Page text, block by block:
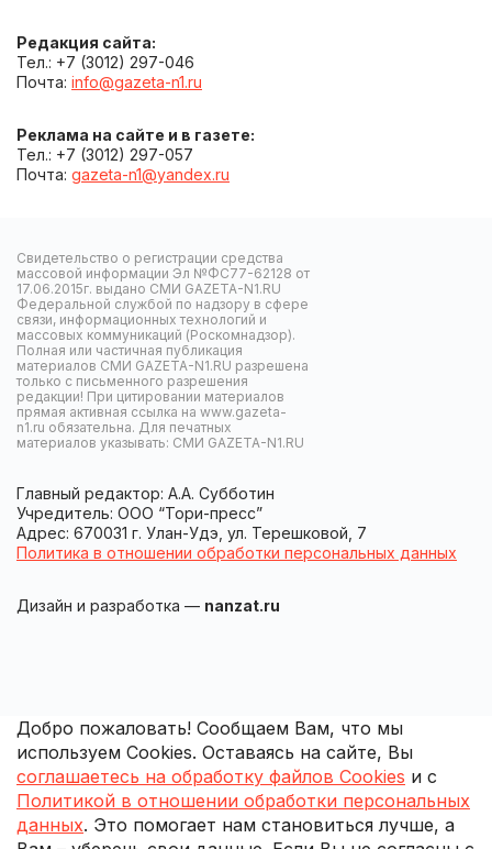
Редакция сайта:
Тел.: +7 (3012) 297-046
Почта: info@gazeta-n1.ru
Реклама на сайте и в газете:
Тел.: +7 (3012) 297-057
Почта: gazeta-n1@yandex.ru
Свидетельство о регистрации средства
массовой информации Эл №ФС77-62128 от
17.06.2015г. выдано СМИ GAZETA-N1.RU
Федеральной службой по надзору в сфере
связи, информационных технологий и
массовых коммуникаций (Роскомнадзор).
Полная или частичная публикация
материалов СМИ GAZETA-N1.RU разрешена
только с письменного разрешения
редакции! При цитировании материалов
прямая активная ссылка на www.gazeta-
n1.ru обязательна. Для печатных
материалов указывать: СМИ GAZETA-N1.RU
Главный редактор: А.А. Субботин
Учредитель: ООО “Тори-пресс”
Адрес: 670031 г. Улан-Удэ, ул. Терешковой, 7
Политика в отношении обработки персональных данных
Дизайн и разработка — nanzat.ru
Добро пожаловать! Сообщаем Вам, что мы
используем Cookies. Оставаясь на сайте, Вы
соглашаетесь на обработку файлов Cookies и с
Политикой в отношении обработки персональных
данных. Это помогает нам становиться лучше, а